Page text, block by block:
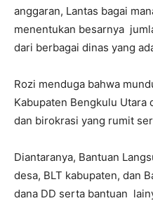
anggaran, Lantas bagai
menentukan besarnya
dari berbagai dinas yang
Rozi menduga bahwa
Kabupaten Bengkulu Utara
dan birokrasi yang rumit
Diantaranya, Bantuan
desa, BLT kabupaten, dan
dana DD serta bantuan